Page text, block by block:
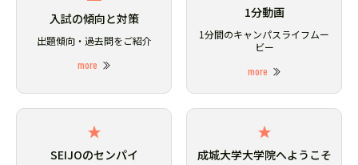
入試の傾向と対策
出題傾向・過去問をご紹介
more
1分動画
1分間のキャンパスライフムー
ビー
more
SEIJOのセンパイ 成城大学大学院へようこそ